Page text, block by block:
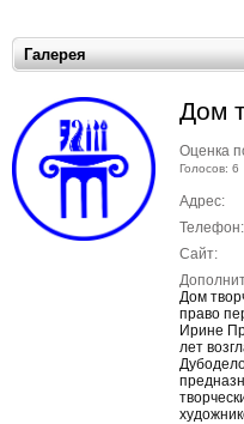
Галерея
Дом
Оценка
Голосов: 6
Адрес:
Телефон:
Сайт:
Дом
право
Ирине
лет